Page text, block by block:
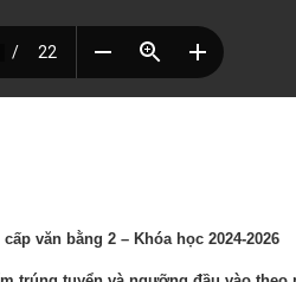
văn bằng 2 – Khóa học 2024-2026